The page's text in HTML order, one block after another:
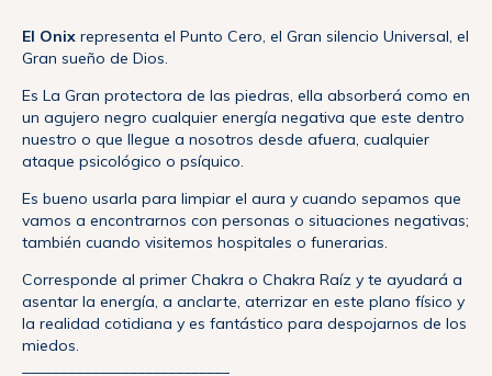
El Onix representa el Punto Cero, el Gran silencio Universal, el
Gran sueño de Dios.
Es La Gran protectora de las piedras, ella absorberá como en
un agujero negro cualquier energía negativa que este dentro
nuestro o que llegue a nosotros desde afuera, cualquier
ataque psicológico o psíquico.
Es bueno usarla para limpiar el aura y cuando sepamos que
vamos a encontrarnos con personas o situaciones negativas;
también cuando visitemos hospitales o funerarias.
Corresponde al primer Chakra o Chakra Raíz y te ayudará a
asentar la energía, a anclarte, aterrizar en este plano físico y
la realidad cotidiana y es fantástico para despojarnos de los
miedos.